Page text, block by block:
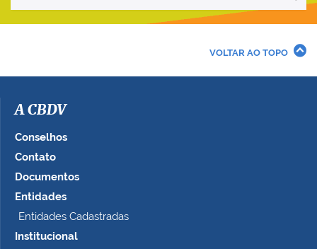
VOLTAR AO TOPO
A CBDV
Conselhos
Contato
Documentos
Entidades
Entidades Cadastradas
Institucional